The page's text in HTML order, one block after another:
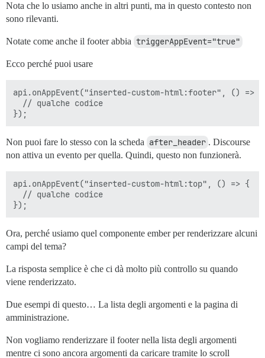
Nota che lo usiamo anche in altri punti, ma in questo contesto non
sono rilevanti.
Notate come anche il footer abbia triggerAppEvent="true"
Ecco perché puoi usare
api.onAppEvent("inserted-custom-html:footer", () => {
  // qualche codice
Non puoi fare lo stesso con la scheda after_header . Discourse
non attiva un evento per quella. Quindi, questo non funzionerà.
api.onAppEvent("inserted-custom-html:top", () => {
  // qualche codice
Ora, perché usiamo quel componente ember per renderizzare alcuni
campi del tema?
La risposta semplice è che ci dà molto più controllo su quando
viene renderizzato.
Due esempi di questo… La lista degli argomenti e la pagina di
amministrazione.
Non vogliamo renderizzare il footer nella lista degli argomenti
mentre ci sono ancora argomenti da caricare tramite lo scroll